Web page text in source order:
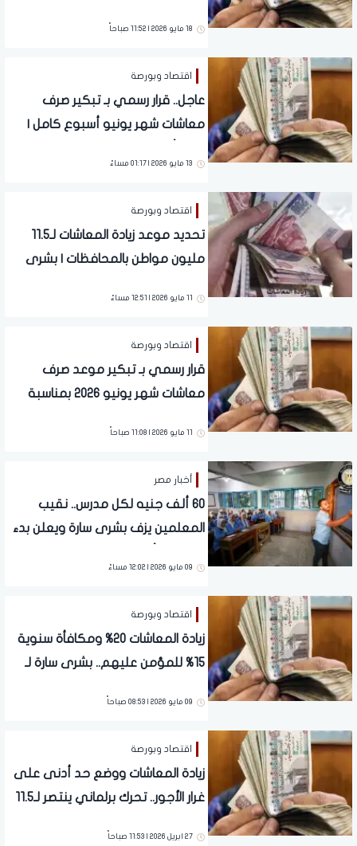
18 مايو 2026 | 11:52 صباحاً
اقتصاد وبورصة
عاجل.. قرار رسمي بـ تبكير صرف
معاشات شهر يونيو أسبوع كامل |
13 مايو 2026 | 01:17 مساءً
اقتصاد وبورصة
تحديد موعد زيادة المعاشات لـ11.5
مليون مواطن بالمحافظات | بشرى
11 مايو 2026 | 12:51 مساءً
اقتصاد وبورصة
قرار رسمي بـ تبكير موعد صرف
معاشات شهر يونيو 2026 بمناسبة
11 مايو 2026 | 11:08 صباحاً
أخبار مصر
60 ألف جنيه لكل مدرس.. نقيب
المعلمين يزف بشرى سارة ويعلن بدء
09 مايو 2026 | 12:02 مساءً
اقتصاد وبورصة
زيادة المعاشات 20% ومكافأة سنوية
15% للمؤمن عليهم.. بشرى سارة لـ
09 مايو 2026 | 08:53 صباحاً
اقتصاد وبورصة
زيادة المعاشات ووضع حد أدنى على
غرار الأجور.. تحرك برلماني ينتصر لـ11.5
27 ابريل 2026 | 11:53 صباحاً